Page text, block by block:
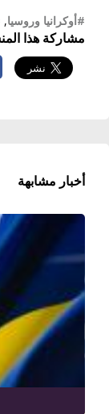
#أوكرانيا وروسيا,
مشاركة هذا
أخبار مشابهة